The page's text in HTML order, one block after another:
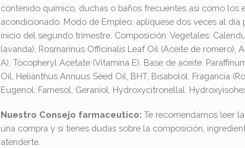
contenido químico, duchas o baños frecuentes así como
acondicionado. Modo de Empleo: aplíquese dos veces al
inicio del segundo trimestre. Composición: Vegetales:
lavanda), Rosmarinus Officinalis Leaf Oil (Aceite de romero),
A), Tocopheryl Acetate (Vitamina E). Base de aceite.
Oil, Helianthus Annuus Seed Oil, BHT, Bisabolol. Fragancia
Eugenol, Farnesol, Geraniol, Hydroxycitronellal.
Nuestro Consejo farmaceutico: Te recomendamos leer
una compra y si tienes dudas sobre la composición,
atenderte.